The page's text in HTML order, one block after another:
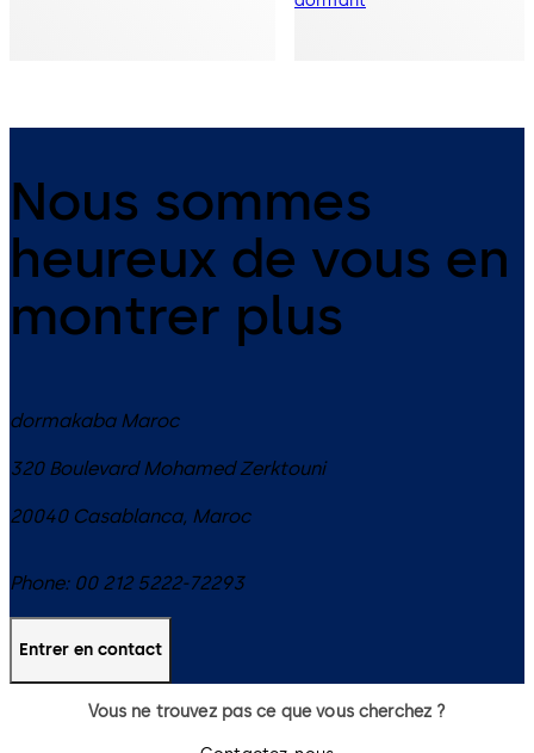
Nous sommes
heureux de vous en
montrer plus
dormakaba Maroc
320 Boulevard Mohamed Zerktouni
20040 Casablanca, Maroc
Phone: 00 212 5222-72293
Entrer en contact
Vous ne trouvez pas ce que vous cherchez ?